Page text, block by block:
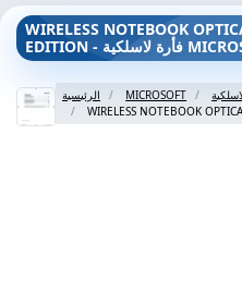
WIRELESS NOTEBOOK
الرئيسية MICROSOFT
WIRELESS NOTEBOOK